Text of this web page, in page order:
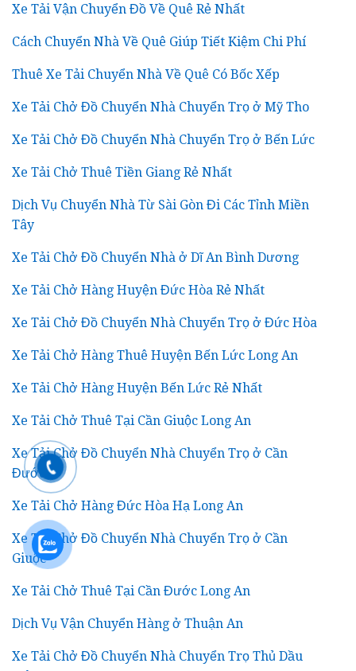
Xe Tải Vận Chuyển Đồ Về Quê Rẻ Nhất
Cách Chuyển Nhà Về Quê Giúp Tiết Kiệm Chi Phí
Thuê Xe Tải Chuyển Nhà Về Quê Có Bốc Xếp
Xe Tải Chở Đồ Chuyển Nhà Chuyển Trọ ở Mỹ Tho
Xe Tải Chở Đồ Chuyển Nhà Chuyển Trọ ở Bến Lức
Xe Tải Chở Thuê Tiền Giang Rẻ Nhất
Dịch Vụ Chuyển Nhà Từ Sài Gòn Đi Các Tỉnh Miền
Tây
Xe Tải Chở Đồ Chuyển Nhà ở Dĩ An Bình Dương
Xe Tải Chở Hàng Huyện Đức Hòa Rẻ Nhất
Xe Tải Chở Đồ Chuyển Nhà Chuyển Trọ ở Đức Hòa
Xe Tải Chở Hàng Thuê Huyện Bến Lức Long An
Xe Tải Chở Hàng Huyện Bến Lức Rẻ Nhất
Xe Tải Chở Thuê Tại Cần Giuộc Long An
Xe Tải Chở Đồ Chuyển Nhà Chuyển Trọ ở Cần
Đước
Xe Tải Chở Hàng Đức Hòa Hạ Long An
Xe Tải Chở Đồ Chuyển Nhà Chuyển Trọ ở Cần
Giuộc
Xe Tải Chở Thuê Tại Cần Đước Long An
Dịch Vụ Vận Chuyển Hàng ở Thuận An
Xe Tải Chở Đồ Chuyển Nhà Chuyển Trọ Thủ Dầu